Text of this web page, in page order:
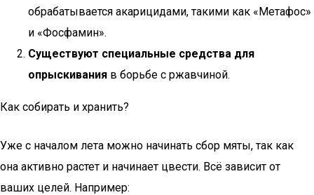
обрабатывается акарицидами, такими как «Метафос»
и «Фосфамин».
Существуют специальные средства для
опрыскивания в борьбе с ржавчиной.
Как собирать и хранить?
Уже с началом лета можно начинать сбор мяты, так как
она активно растет и начинает цвести. Всё зависит от
ваших целей. Например: